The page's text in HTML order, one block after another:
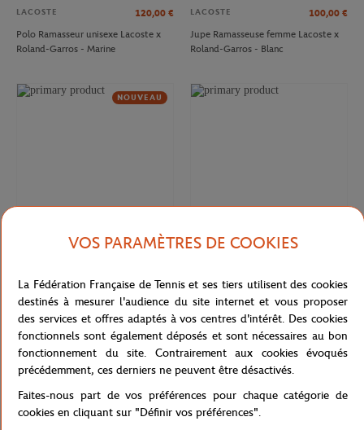
LACOSTE 120,00 €
Polo Ramasseur unisexe Lacoste x
Roland-Garros - Marine
LACOSTE 100,00 €
Jupe Ramasseuse femme Lacoste x
Roland-Garros - Blanc
NOUVEAU
T-Shirt Club homme Lacoste x
Roland-Garros - Ecru
T-shirt Performance homme Lacoste
x Roland-Garros - Vert
VOS PARAMÈTRES DE COOKIES
La Fédération Française de Tennis et ses tiers utilisent des cookies
destinés à mesurer l'audience du site internet et vous proposer
des services et offres adaptés à vos centres d'intérêt. Des cookies
fonctionnels sont également déposés et sont nécessaires au bon
fonctionnement du site. Contrairement aux cookies évoqués
précédemment, ces derniers ne peuvent être désactivés.
Faites-nous part de vos préférences pour chaque catégorie de
cookies en cliquant sur "Définir vos préférences".